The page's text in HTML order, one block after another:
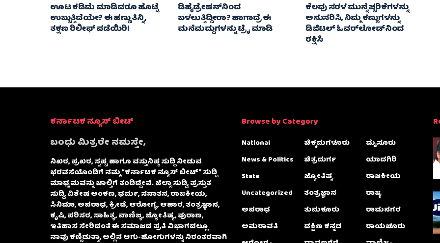
ಊಟ ಕಡಿಮೆ ಮಾಡಿದರೂ ಹೊಟ್ಟೆ
ಉಬ್ಬುತ್ತಿದೆಯೇ? ಈ ಹಣ್ಣು ತಿನ್ನಿ,
ತಕ್ಷಣ ರಿಲೀಫ್​ ಪಡೆಯಿರಿ!
ಡಿಹೈಡ್ರೇಷನ್‌ನಿಂದ
ಬಳಲುತ್ತಿದ್ದೀರಾ? ಹಾಗಾದ್ರೆ ಈ
ಮನೆಮದ್ದುಗಳನ್ನು ಟ್ರೈ ಮಾಡಿ
ಕೆಲವು ಸರಳ ಮುನ್ನೆಚ್ಚರಿಕೆಗಳನ್ನು
ಅನುಸರಿಸಿ, ನಿಮ್ಮ ಕಣ್ಣುಗಳನ್ನು
ಡಿಜಿಟಲ್ ಓವರ್‌ಲೋಡ್‌ನಿಂದ
ರಕ್ಷಿಸಿ
ಕರ್ನಾಟಕ ನ್ಯೂಸ್ ಬೀಟ್
ಬಂಧು ಮಿತ್ರರೇ ನಮಸ್ತೇ,
ನಿಖರ, ಪ್ರಖರ, ಸ್ಪಷ್ಟ ಹಾಗೂ ವಸ್ತುನಿಷ್ಠ ಸುದ್ದಿ ನೀಡುವ
ಭರವಸೆಯೊಂದಿಗೆ ನಮ್ಮ “ಕರ್ನಾಟಕ ನ್ಯೂಸ್ ಬೀಟ್” ಸುದ್ದಿ
ಮಾಧ್ಯಮವನ್ನು ಚಾಲ್ತಿಗೆ ತಂದಿದ್ದೇವೆ. ಜಿಲ್ಲಾ ಸುದ್ದಿ, ಪ್ರಸ್ತುತ
ಸುದ್ದಿ, ವಿಶೇಷ ಅಂಕಣ, ಧರ್ಮ, ಸನಾತನ, ರಾಜಕೀಯ,
ಸಿನಿಮಾ, ಅಪರಾಧ, ಕ್ರೀಡೆ, ಆರೋಗ್ಯ, ಆಹಾರ, ತಂತ್ರಜ್ಞಾನ,
ಕೃಷಿ, ಪರಿಸರ, ಸಾಹಿತ್ಯ, ವಾಣಿಜ್ಯ, ಜ್ಯೋತಿಷ್ಯ, ಪುರಾಣ,
ಇತಿಹಾಸ ಸೇರಿದಂತೆ ಈ ಸಮಾಜದ ಪ್ರತಿ ವಿಭಾಗದಲ್ಲೂ
ನಾವು ಕಣ್ಣಿಡುತ್ತಾ, ಅಲ್ಲಿನ ಆಗು-ಹೋಗುಗಳನ್ನು ನಿರಂತರವಾಗಿ
Browse by Category
National
News & Politics
State
Uncategorized
ಅಪರಾಧ
ಅಮರಾವತಿ
ಚಿಕ್ಕಮಗಳೂರು
ಚಿತ್ರದುರ್ಗ
ಜ್ಯೋತಿಷ್ಯ
ತಂತ್ರಜ್ಞಾನ
ತುಮಕೂರು
ದಕ್ಷಿಣ ಕನ್ನಡ
ಮೈಸೂರು
ಯಾದಗಿರಿ
ರಾಜಕೀಯ
ರಾಜ್ಯ
ರಾಮನಗರ
ರಾಯಚೂರು